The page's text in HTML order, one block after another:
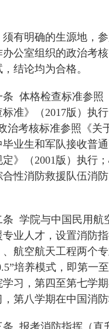
须有明确的生源地，
办公室组织的政治考
结论均为合格。
条 体格检查标准参照
标准》（2017版）执
治考核标准参照《关
业生和军队接收普
》（2001版）执行
合性消防救援队伍消
条 学院与中国民用航
专业人才，设置消防
航空航天工程两个
培养模式，即第一
学习，第四至第七学
第八学期在中国消防
条 报考消防指挥（直